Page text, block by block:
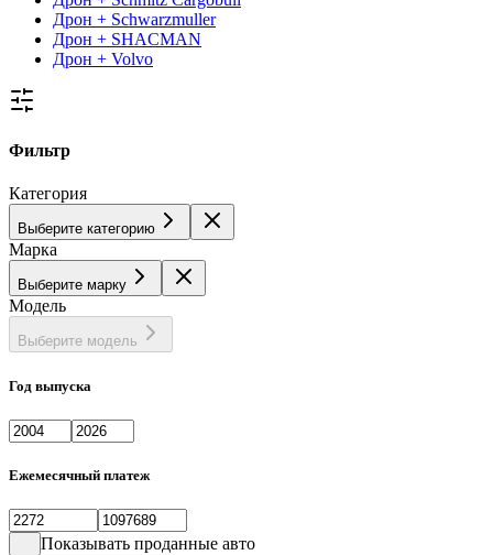
Дрон + Schwarzmuller
Дрон + SHACMAN
Дрон + Volvo
Фильтр
Категория
Выберите категорию
Марка
Выберите марку
Модель
Выберите модель
Год выпуска
Ежемесячный платеж
Показывать проданные авто